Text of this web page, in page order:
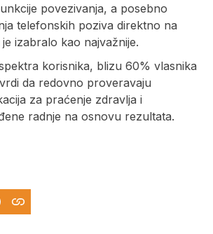
povezivanja, a posebno
telefonskih poziva direktno na
izabralo kao najvažnije.
korisnika, blizu 60% vlasnika
da redovno proveravaju
za praćenje zdravlja i
radnje na osnovu rezultata.